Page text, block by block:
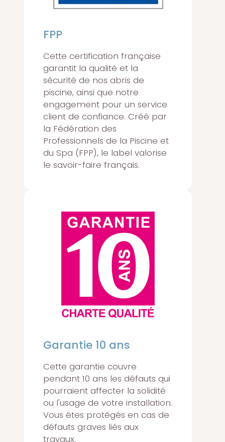
FPP
Cette certification française
garantit la qualité et la
sécurité de nos abris de
piscine, ainsi que notre
engagement pour un service
client de confiance. Créé par
la Fédération des
Professionnels de la Piscine et
du Spa (FPP), le label valorise
le savoir-faire français.
Garantie 10 ans
Cette garantie couvre
pendant 10 ans les défauts qui
pourraient affecter la solidité
ou l'usage de votre installation.
Vous êtes protégés en cas de
défauts graves liés aux
travaux.